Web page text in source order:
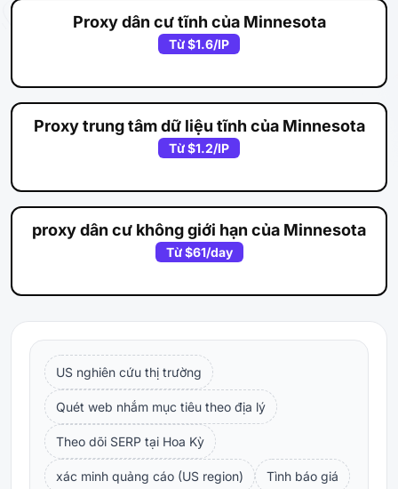
Proxy dân cư tĩnh của Minnesota
Từ$1.6/IP
Proxy trung tâm dữ liệu tĩnh của Minnesota
Từ$1.2/IP
proxy dân cư không giới hạn của Minnesota
Từ$61/day
US nghiên cứu thị trường
Quét web nhắm mục tiêu theo địa lý
Theo dõi SERP tại Hoa Kỳ
xác minh quảng cáo (US region) Tình báo giá